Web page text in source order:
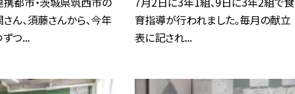
ん、須藤さんから、今年
つ...
育指導が行われました。毎月の献立
表に記され...